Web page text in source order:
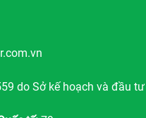
do Sở kế hoạch và đầu tư